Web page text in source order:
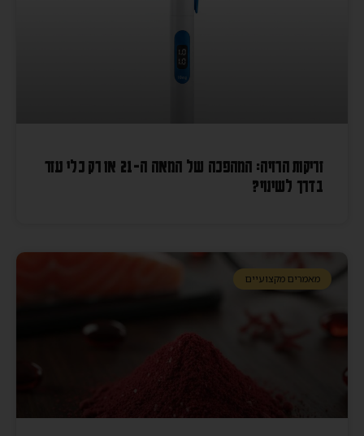
זריקות הרזיה: המהפכה של המאה ה-21 או רק כלי עזר
בדרך לשינוי?
מאמרים מקצועיים